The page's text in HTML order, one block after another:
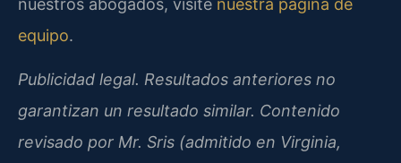
equipo.
Publicidad legal. Resultados anteriores no
garantizan un resultado similar. Contenido
revisado por Mr. Sris (admitido en Virginia,